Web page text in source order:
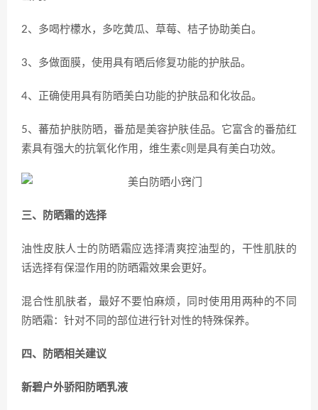
2、多喝柠檬水，多吃黄瓜、草莓、桔子协助美白。
3、多做面膜，使用具有晒后修复功能的护肤品。
4、正确使用具有防晒美白功能的护肤品和化妆品。
5、蕃茄护肤防晒，番茄是美容护肤佳品。它富含的番茄红
素具有强大的抗氧化作用，维生素c则是具有美白功效。
三、防晒霜的选择
油性皮肤人士的防晒霜应选择清爽控油型的，干性肌肤的
话选择有保湿作用的防晒霜效果会更好。
混合性肌肤者，最好不要怕麻烦，同时使用用两种的不同
防晒霜：针对不同的部位进行针对性的特殊保养。
四、防晒相关建议
新碧户外骄阳防晒乳液